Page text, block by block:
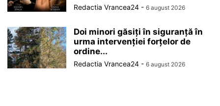
Redactia Vrancea24 - 6 august 2026
Doi minori găsiți în siguranță în
urma intervenției forțelor de
ordine...
Redactia Vrancea24 - 6 august 2026